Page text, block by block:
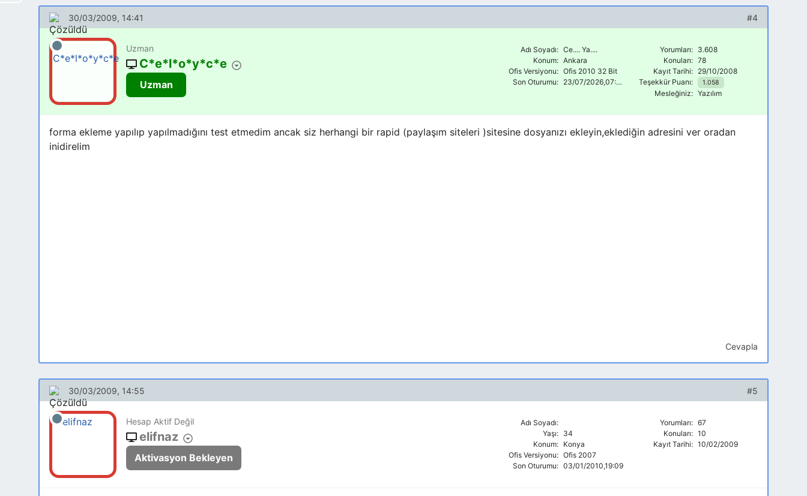
30/03/2009, 14:41 #4
Uzman
C*e*l*o*y*c*e
Uzman
Adı Soyadı: Ce.... Ya....
Konum: Ankara
Ofis Versiyonu: Ofis 2010 32 Bit
Son Oturumu:
23/07/2026,07:57
Yorumları: 3.608
Konuları: 78
Kayıt Tarihi: 29/10/2008
Teşekkür Puanı:
1.058
Mesleğiniz: Yazılım
forma ekleme yapılıp yapılmadığını test etmedim ancak siz herhangi bir rapid (paylaşım siteleri )sitesine dosyanızı ekleyin,eklediğin adresini ver oradan
inidirelim
Cevapla
30/03/2009, 14:55 #5
Hesap Aktif Değil
elifnaz
Aktivasyon Bekleyen
Adı Soyadı:
Yaşı: 34
Konum: Konya
Ofis Versiyonu: Ofis 2007
Son Oturumu: 03/01/2010,19:09
Yorumları: 67
Konuları: 10
Kayıt Tarihi: 10/02/2009